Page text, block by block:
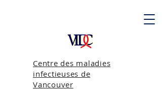
Centre des maladies
infectieuses de
Vancouver